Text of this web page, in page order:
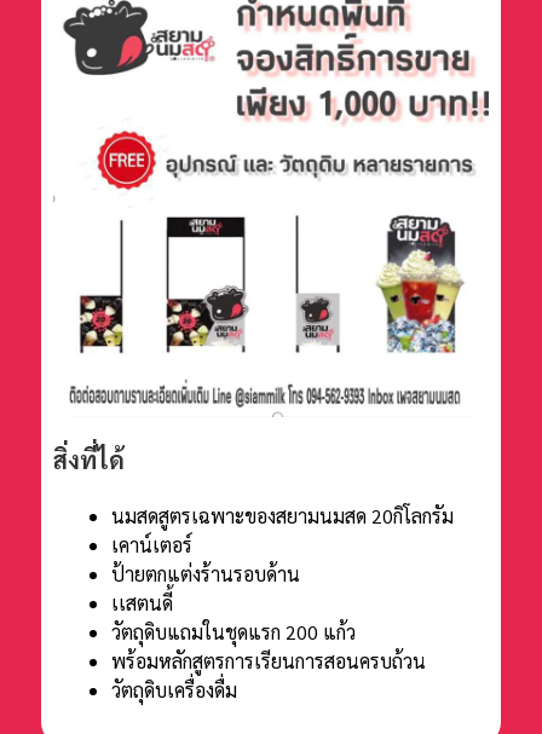
สิ่งที่ได้
นมสดสูตรเฉพาะของสยามนมสด 20กิโลกรัม
เคาน์เตอร์
ป้ายตกแต่งร้านรอบด้าน
เเสตนดี้
วัตถุดิบแถมในชุดแรก 200 แก้ว
พร้อมหลักสูตรการเรียนการสอนครบถ้วน
วัตถุดิบเครื่องดื่ม